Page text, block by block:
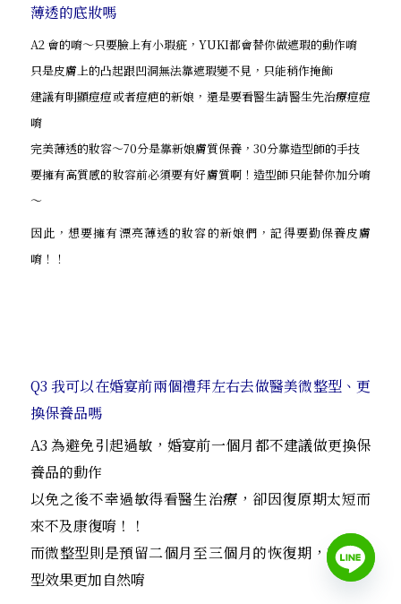
薄透的底妝嗎
A2 會的唷～只要臉上有小瑕疵，YUKI都會替你做遮瑕的動作唷
只是皮膚上的凸起跟凹洞無法靠遮瑕變不見，只能稍作掩飾
建議有明顯痘痘或者痘疤的新娘，還是要看醫生請醫生先治療痘痘
唷
完美薄透的妝容～70分是靠新娘膚質保養，30分靠造型師的手技
要擁有高質感的妝容前必須要有好膚質啊！造型師只能替你加分唷
～
因此，想要擁有漂亮薄透的妝容的新娘們，記得要勤保養皮膚
唷！！
Q3 我可以在婚宴前兩個禮拜左右去做醫美微整型、更
換保養品嗎
A3 為避免引起過敏，婚宴前一個月都不建議做更換保
養品的動作
以免之後不幸過敏得看醫生治療，卻因復原期太短而
來不及康復唷！！
而微整型則是預留二個月至三個月的恢復期，讓微整
型效果更加自然唷